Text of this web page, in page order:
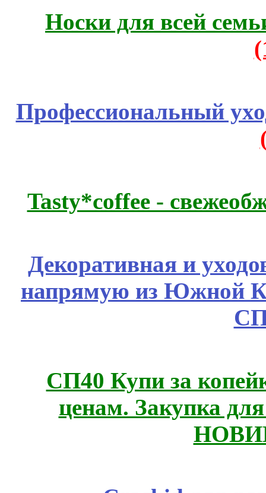
Носки для всей
Профессиональный
Tasty*coffee -
Декоративная и
напрямую из
СП40 Купи за
ценам. Закупка